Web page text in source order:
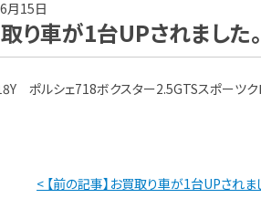
月15日
り車が1台UPされました。
ポルシェ718ボクスター2.5GTSスポー
< 【前の記事】お買取り車が1台UPされま